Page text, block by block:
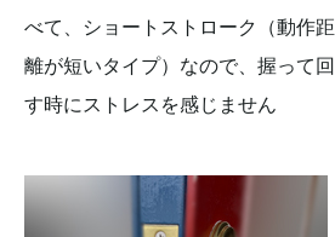
べて、ショートストローク（動作距
離が短いタイプ）なので、握って回
す時にストレスを感じません